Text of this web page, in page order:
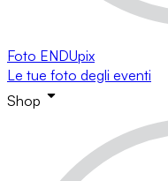
Foto ENDUpix
Le tue foto degli eventi
Shop